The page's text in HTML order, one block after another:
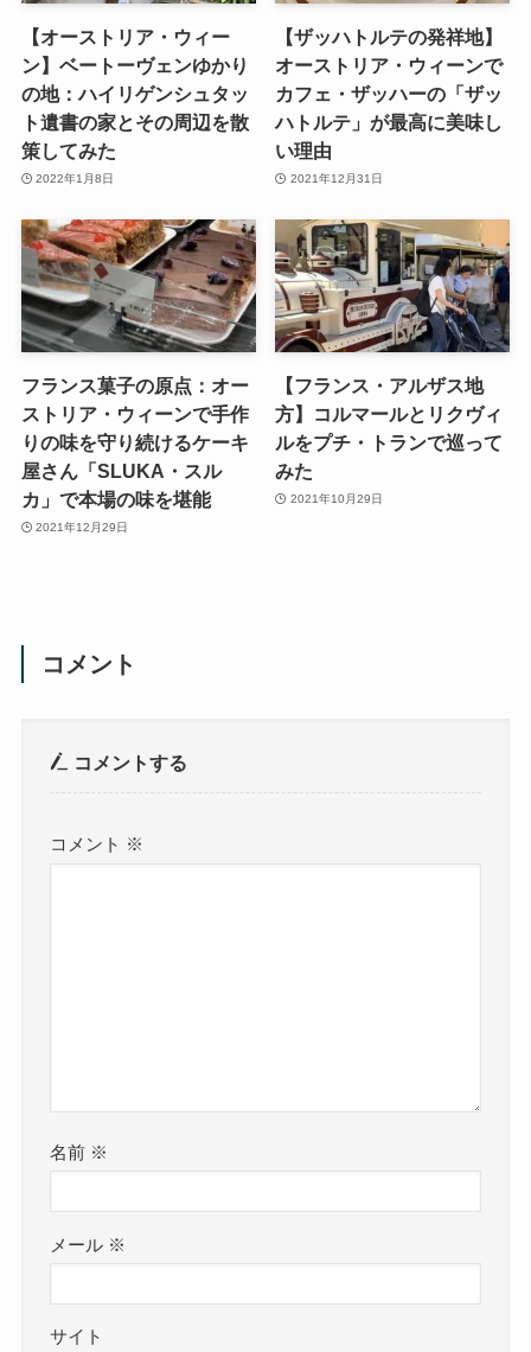
【オーストリア・ウィー
ン】ベートーヴェンゆかり
の地：ハイリゲンシュタッ
ト遺書の家とその周辺を散
策してみた
2022年1月8日
【ザッハトルテの発祥地】
オーストリア・ウィーンで
カフェ・ザッハーの「ザッ
ハトルテ」が最高に美味し
い理由
2021年12月31日
フランス菓子の原点：オー
ストリア・ウィーンで手作
りの味を守り続けるケーキ
屋さん「SLUKA・スル
カ」で本場の味を堪能
2021年12月29日
【フランス・アルザス地
方】コルマールとリクヴィ
ルをプチ・トランで巡って
みた
2021年10月29日
コメント
コメントする
コメント ※
名前 ※
メール ※
サイト